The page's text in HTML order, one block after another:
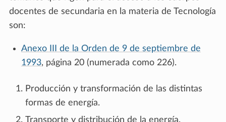
docentes de secundaria en la materia de Tecnología
son:
Anexo III de la Orden de 9 de septiembre de
1993, página 20 (numerada como 226).
Producción y transformación de las distintas
formas de energía.
Transporte y distribución de la energía.